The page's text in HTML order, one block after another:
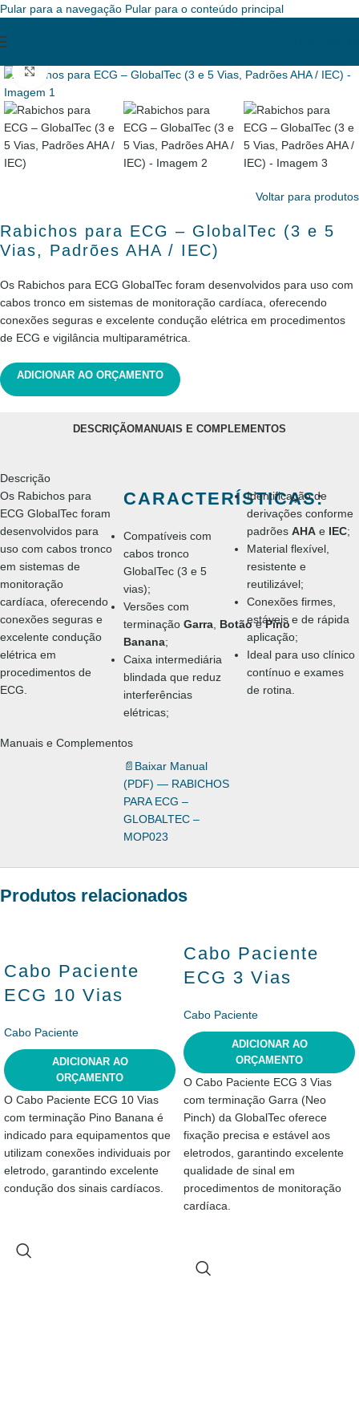
Pular para a navegação Pular para o conteúdo principal
Clique para ampliar
Voltar para produtos
Rabichos para ECG – GlobalTec (3 e 5
Vias, Padrões AHA / IEC)
Os Rabichos para ECG GlobalTec foram desenvolvidos para uso com
cabos tronco em sistemas de monitoração cardíaca, oferecendo
conexões seguras e excelente condução elétrica em procedimentos
de ECG e vigilância multiparamétrica.
ADICIONAR AO ORÇAMENTO
DESCRIÇÃOMANUAIS E COMPLEMENTOS
Descrição
Os Rabichos para
ECG GlobalTec foram
desenvolvidos para
uso com cabos tronco
em sistemas de
monitoração
cardíaca, oferecendo
conexões seguras e
excelente condução
elétrica em
procedimentos de
ECG.
CARACTERÍSTICAS:
Compatíveis com
cabos tronco
GlobalTec (3 e 5
vias);
Versões com
terminação Garra BotãoePino
Banana;
Caixa intermediária
blindada que reduz
interferências
elétricas;
Identificação de
derivações conforme
padrões AHA e IEC;
Material flexível,
resistente e
reutilizável;
Conexões firmes,
estáveis e de rápida
aplicação;
Ideal para uso clínico
contínuo e exames
de rotina.
Manuais e Complementos
📄 Baixar Manual
(PDF) — RABICHOS
PARA ECG –
GLOBALTEC –
MOP023
Produtos relacionados
Cabo Paciente
ECG 10 Vias
Cabo Paciente
ADICIONAR AO
ORÇAMENTO
O Cabo Paciente ECG 10 Vias
com terminação Pino Banana é
indicado para equipamentos que
utilizam conexões individuais por
eletrodo, garantindo excelente
condução dos sinais cardíacos.
Cabo Paciente
ECG 3 Vias
Cabo Paciente
ADICIONAR AO
ORÇAMENTO
O Cabo Paciente ECG 3 Vias
com terminação Garra (Neo
Pinch) da GlobalTec oferece
fixação precisa e estável aos
eletrodos, garantindo excelente
qualidade de sinal em
procedimentos de monitoração
cardíaca.